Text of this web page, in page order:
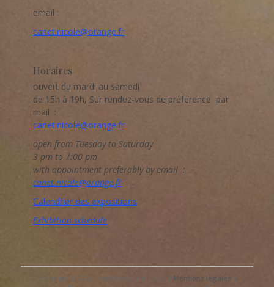
email :
canet.nicole@orange.fr
Horaires
ouvert du mardi au samedi
de 15h à 19h, Sur rendez-vous de préférence par
mail :
canet.nicole@orange.fr
open from Tuesday to Saturday
3 pm to 7:00 pm
with appointment preferably by email :
canet.nicole@orange.fr
Calendrier des expositions
Exhibition schedule
Copyright © 2026 | Au Bonheur du Jour | Mentions légales |